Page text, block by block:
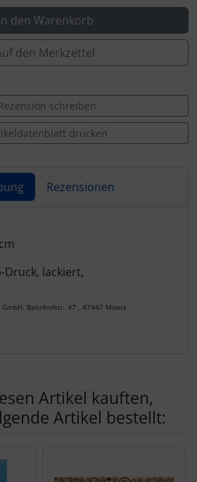
In den Warenkorb
den Merkzettel
schreiben
drucken
Rezensionen
Druck, lackiert,
Bahnhofstr. 47 , 47447 Moers
Artikel kauften,
Artikel bestellt: